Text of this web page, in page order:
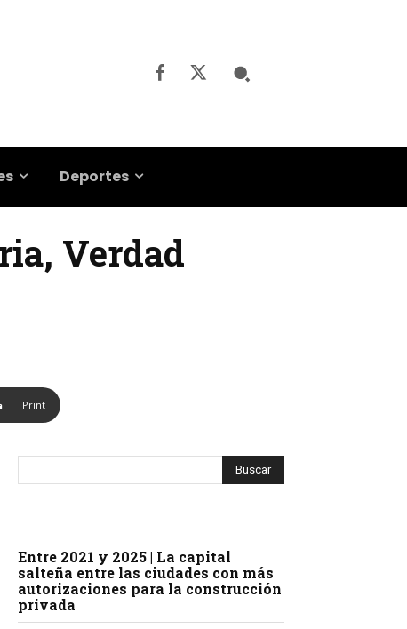
Deportes
Verdad
Print
Entre 2021 y 2025 | La capital
salteña entre las ciudades con más
autorizaciones para la construcción
privada